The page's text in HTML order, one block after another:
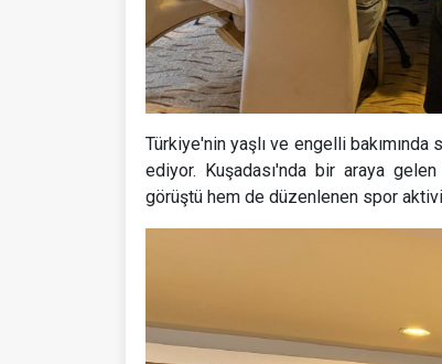
Türkiye'nin yaşlı ve engelli
ediyor. Kuşadası'nda bir araya
görüştü hem de düzenlenen spor